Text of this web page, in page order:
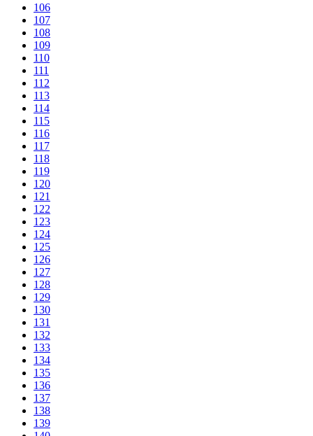
106
107
108
109
110
111
112
113
114
115
116
117
118
119
120
121
122
123
124
125
126
127
128
129
130
131
132
133
134
135
136
137
138
139